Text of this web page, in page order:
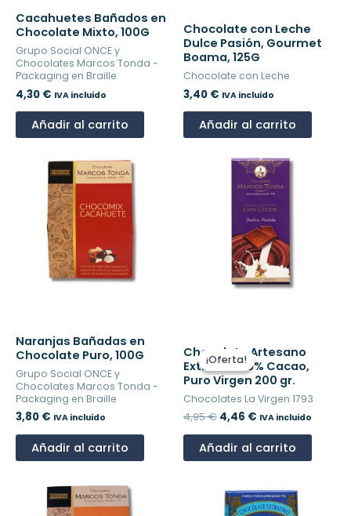
Cacahuetes Bañados en
Chocolate Mixto, 100G
Grupo Social ONCE y
Chocolates Marcos Tonda -
Packaging en Braille
4,30 € IVA incluido
Añadir al carrito
Chocolate con Leche
Dulce Pasión, Gourmet
Boama, 125G
Chocolate con Leche
3,40 € IVA incluido
Añadir al carrito
Naranjas Bañadas en
Chocolate Puro, 100G
Grupo Social ONCE y
Chocolates Marcos Tonda -
Packaging en Braille
3,80 € IVA incluido
Añadir al carrito
¡Oferta!
¡Oferta!
Chocolate Artesano
Extrafino 55% Cacao,
Puro Virgen 200 gr.
Chocolates La Virgen 1793
4,95€
precio
original
era:
4,95 €.
4,46 €
precio
actual
es:
4,46 €.
IVA incluido
Añadir al carrito